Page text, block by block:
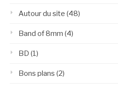
Autour du site (48)
Band of 8mm (4)
BD (1)
Bons plans (2)